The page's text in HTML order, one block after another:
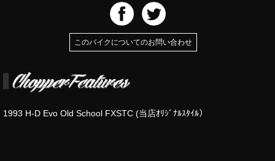
このバイクについてのお問い合わせ
1993 H-D Evo Old School FXSTC (当店ｵﾘｼﾞﾅﾙｽﾀｲﾙ）